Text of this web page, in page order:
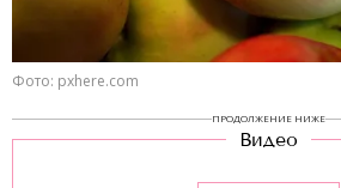
Фото: pxhere.com
ПРОДОЛЖЕНИЕ НИЖЕ
Видео